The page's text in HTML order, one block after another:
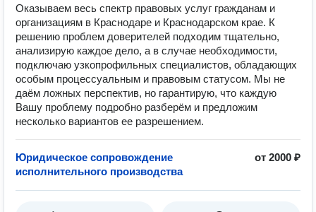
Оказываем весь спектр правовых услуг гражданам и
организациям в Краснодаре и Краснодарском крае. К
решению проблем доверителей подходим тщательно,
анализирую каждое дело, а в случае необходимости,
подключаю узкопрофильных специалистов, обладающих
особым процессуальным и правовым статусом. Мы не
даëм ложных перспектив, но гарантирую, что каждую
Вашу проблему подробно разберëм и предложим
несколько вариантов ее разрешением.
Юридическое сопровождение
исполнительного производства
от 2000 ₽